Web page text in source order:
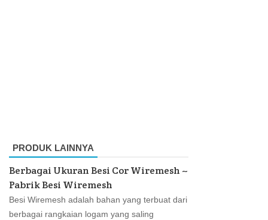
PRODUK LAINNYA
Berbagai Ukuran Besi Cor Wiremesh ~
Pabrik Besi Wiremesh
Besi Wiremesh adalah bahan yang terbuat dari
berbagai rangkaian logam yang saling